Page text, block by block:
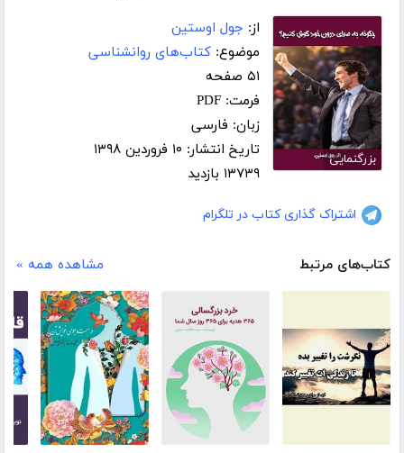
بزرگنمایی
از: جول اوستین
موضوع: کتاب‌های روانشناسی
۵۱ صفحه
فرمت: PDF
زبان: فارسی
تاریخ انتشار: ۱۰ فروردین ۱۳۹۸
۱۳۷۳۹ بازدید
اشتراک گذاری کتاب در تلگرام
کتاب‌های مرتبط مشاهده همه »